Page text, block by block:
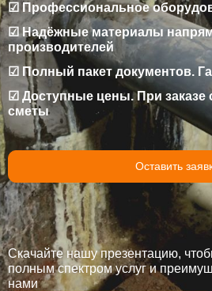
☑ Профессиональное
☑ Надёжные материалы
производителей
☑ Полный пакет документов.
☑ Доступные цены. При заказе
сметы
Оставить
Скачайте нашу презентацию,
полным спектром услуг и
нами